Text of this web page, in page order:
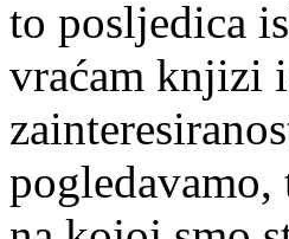
to posljedica
vraćam knjizi